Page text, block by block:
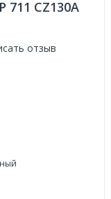
CZ130A
отзыв